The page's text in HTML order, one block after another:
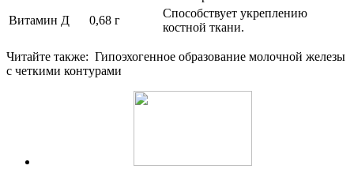
Витамин Д
0,68 г
Способствует укреплению
костной ткани.
Читайте также: Гипоэхогенное образование молочной железы
с четкими контурами